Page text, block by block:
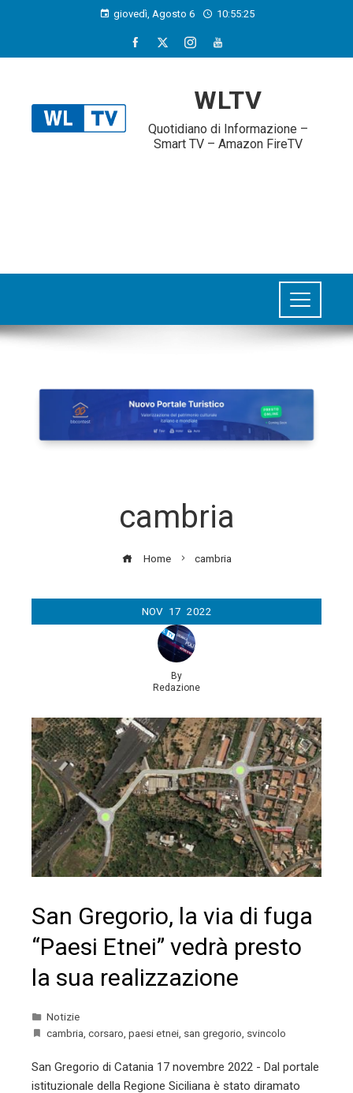
giovedì, Agosto 6 10:55:26
WLTV
Quotidiano di Informazione –
Smart TV – Amazon FireTV
cambria
Home cambria
NOV 17 2022
By
Redazione
San Gregorio, la via di fuga
“Paesi Etnei” vedrà presto
la sua realizzazione
Notizie
cambria, corsaro, paesi etnei, san gregorio, svincolo
San Gregorio di Catania 17 novembre 2022 - Dal portale
istituzionale della Regione Siciliana è stato diramato